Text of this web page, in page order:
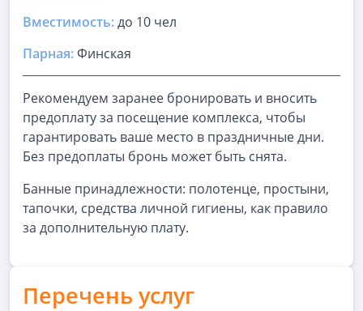
Вместимость:до 10 чел
Парная:Финская
Рекомендуем заранее бронировать и вносить
предоплату за посещение комплекса, чтобы
гарантировать ваше место в праздничные дни.
Без предоплаты бронь может быть снята.
Банные принадлежности: полотенце, простыни,
тапочки, средства личной гигиены, как правило
за дополнительную плату.
Перечень услуг